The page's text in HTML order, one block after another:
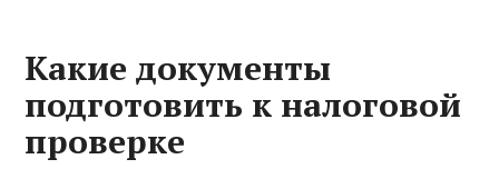
Какие документы
подготовить к налоговой
проверке